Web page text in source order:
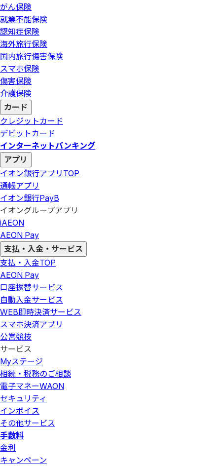
がん保険
就業不能保険
認知症保険
海外旅行保険
国内旅行傷害保険
スマホ保険
傷害保険
介護保険
カード
クレジットカード
デビットカード
インターネットバンキング
アプリ
イオン銀行アプリ TOP
通帳アプリ
イオン銀行PayB
イオングループアプリ
iAEON
AEON Pay
支払・入金・サービス
支払・入金TOP
AEON Pay
口座振替サービス
自動入金サービス
WEB即時決済サービス
スマホ決済アプリ
公営競技
サービス
Myステージ
相続・税務のご相談
電子マネーWAON
セキュリティ
インボイス
その他サービス
手数料
金利
キャンペーン